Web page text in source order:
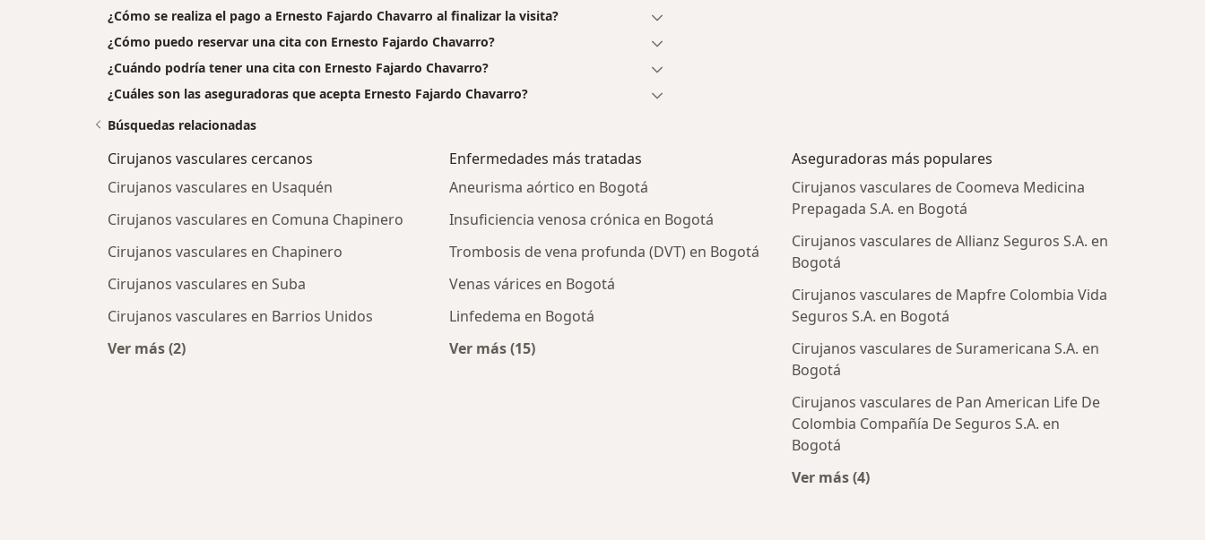
¿Cómo se realiza el pago a Ernesto Fajardo Chavarro al finalizar la visita?
¿Cómo puedo reservar una cita con Ernesto Fajardo Chavarro?
¿Cuándo podría tener una cita con Ernesto Fajardo Chavarro?
¿Cuáles son las aseguradoras que acepta Ernesto Fajardo Chavarro?
Búsquedas relacionadas
Cirujanos vasculares cercanos
Cirujanos vasculares en Usaquén
Cirujanos vasculares en Comuna Chapinero
Cirujanos vasculares en Chapinero
Cirujanos vasculares en Suba
Cirujanos vasculares en Barrios Unidos
Ver más (2)
Enfermedades más tratadas
Aneurisma aórtico en Bogotá
Insuficiencia venosa crónica en Bogotá
Trombosis de vena profunda (DVT) en Bogotá
Venas várices en Bogotá
Linfedema en Bogotá
Ver más (15)
Más en esta categoría: Enfermedades más tratadas
Aseguradoras más populares
Cirujanos vasculares de Coomeva Medicina
Prepagada S.A. en Bogotá
Cirujanos vasculares de Allianz Seguros S.A. en
Bogotá
Cirujanos vasculares de Mapfre Colombia Vida
Seguros S.A. en Bogotá
Cirujanos vasculares de Suramericana S.A. en
Bogotá
Cirujanos vasculares de Pan American Life De
Colombia Compañía De Seguros S.A. en
Bogotá
Ver más (4)